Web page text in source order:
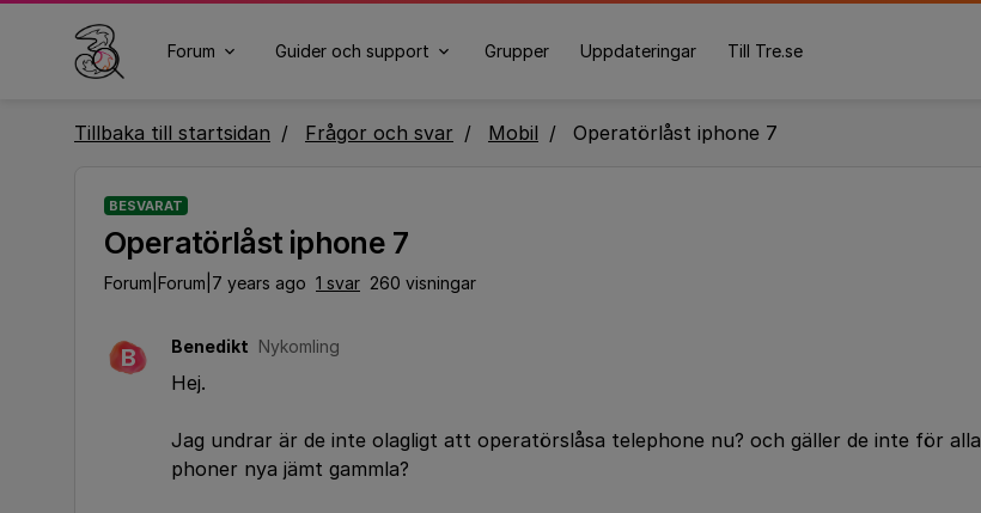
Forum Guider och support Grupper Uppdateringar Till Tre.se
Tillbaka till startsidan Frågor och svar Mobil Operatörlåst iphone 7
BESVARAT
Operatörlåst iphone 7
Forum|Forum|7 years ago 1 svar 260 visningar
B Benedikt Nykomling
Hej.
Jag undrar är de inte olagligt att operatörslåsa telephone nu? och gäller de inte för alla
phoner nya jämt gammla?